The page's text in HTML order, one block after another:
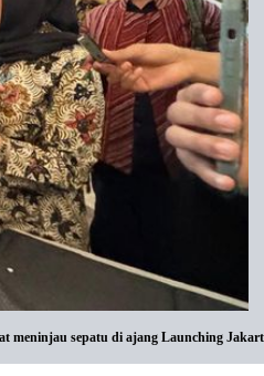
sepatu di ajang Launching